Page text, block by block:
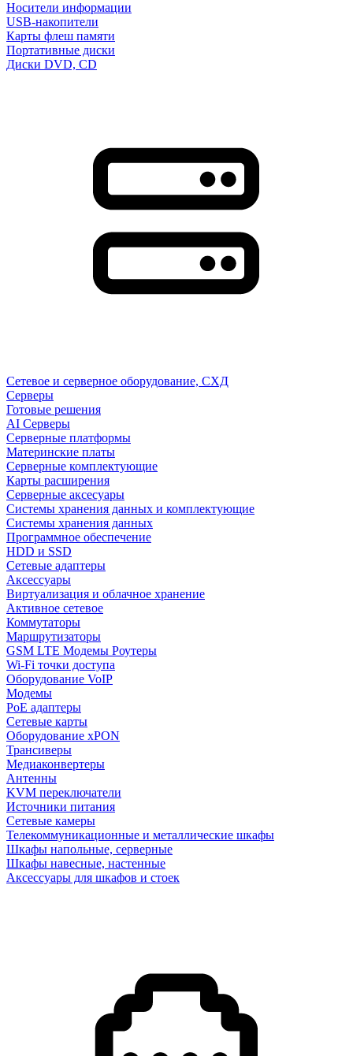
Носители информации
USB-накопители
Карты флеш памяти
Портативные диски
Диски DVD, CD
Сетевое и серверное оборудование, СХД
Cерверы
Готовые решения
AI Серверы
Серверные платформы
Материнские платы
Серверные комплектующие
Карты расширения
Серверные аксесуары
Системы хранения данных и комплектующие
Системы хранения данных
Программное обеспечение
HDD и SSD
Сетевые адаптеры
Аксессуары
Виртуализация и облачное хранение
Активное сетевое
Коммутаторы
Маршрутизаторы
GSM LTE Модемы Роутеры
Wi-Fi точки доступа
Оборудование VoIP
Модемы
PoE адаптеры
Сетевые карты
Оборудование xPON
Трансиверы
Медиаконвертеры
Антенны
KVM переключатели
Источники питания
Сетевые камеры
Телекоммуникационные и металлические шкафы
Шкафы напольные, серверные
Шкафы навесные, настенные
Аксессуары для шкафов и стоек